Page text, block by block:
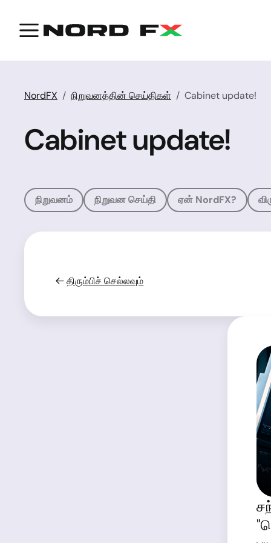
NordFX நிறுவனத்தின் செய்திகள் Cabinet update!
Cabinet update!
நிறுவனம் நிறுவன செய்தி ஏன் NordFX?
திரும்பிச் செல்லவும்